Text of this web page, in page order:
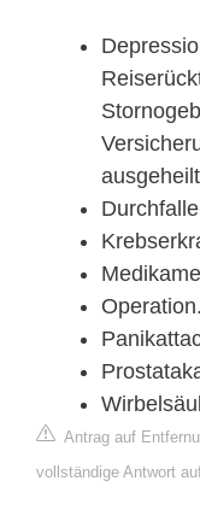
Antrag auf
vollständige Antwort